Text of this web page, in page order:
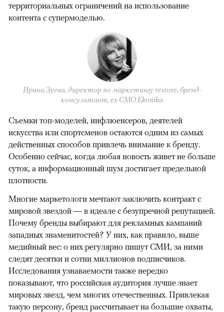
территориальных ограничений на использование
контента с супермоделью.
Ирина Зуева, директор по маркетингу restore, бренд-
консультант, eх CMO Ekonika
Съемки топ-моделей, инфлюенсеров, деятелей
искусства или спортсменов остаются одним из самых
действенных способов привлечь внимание к бренду.
Особенно сейчас, когда любая новость живет не больше
суток, а информационный шум достигает предельной
плотности.
Многие маркетологи мечтают заключить контракт с
мировой звездой — в идеале с безупречной репутацией.
Почему бренды выбирают для рекламных кампаний
западных знаменитостей? У них, как правило, выше
медийный вес: о них регулярно пишут СМИ, за ними
следят десятки и сотни миллионов подписчиков.
Исследования узнаваемости также нередко
показывают, что российская аудитория лучше знает
мировых звезд, чем многих отечественных. Привлекая
такую персону, бренд рассчитывает на большие охваты,